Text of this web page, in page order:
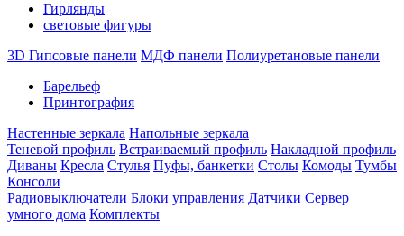
Гирлянды
световые фигуры
3D Гипсовые панели МДФ панели Полиуретановые панели
Барельеф
Принтография
Настенные зеркала Напольные зеркала
Теневой профиль Встраиваемый профиль Накладной профиль
Диваны Кресла Стулья Пуфы, банкетки Столы Комоды Тумбы
Консоли
Радиовыключатели Блоки управления Датчики Сервер
умного дома Комплекты